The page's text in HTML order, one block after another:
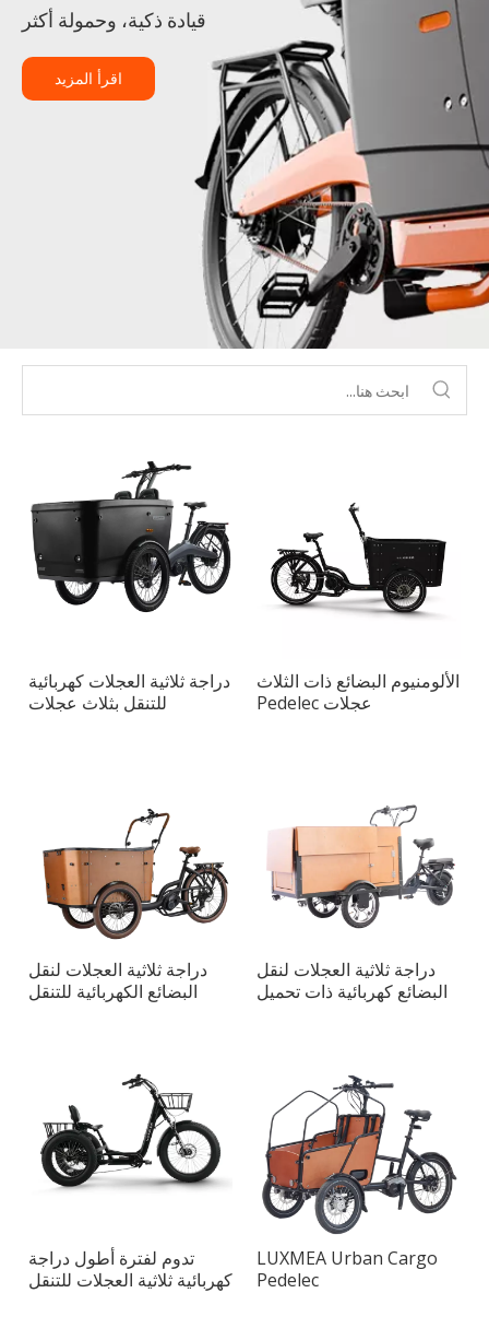
قيادة ذكية، وحمولة أكثر
اقرأ المزيد
الألومنيوم البضائع ذات الثلاث
عجلات Pedelec
دراجة ثلاثية العجلات كهربائية
للتنقل بثلاث عجلات
دراجة ثلاثية العجلات لنقل
البضائع كهربائية ذات تحميل
دراجة ثلاثية العجلات لنقل
البضائع الكهربائية للتنقل
LUXMEA Urban Cargo
Pedelec
تدوم لفترة أطول دراجة
كهربائية ثلاثية العجلات للتنقل